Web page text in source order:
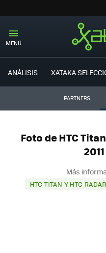
MENÚ
ANÁLISIS XATAKA
PARTNERS
Foto de HTC
Más
HTC TITAN Y HTC